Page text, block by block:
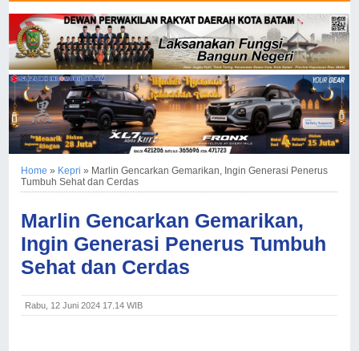
Home » Kepri » Marlin Gencarkan Gemarikan, Ingin Generasi Penerus
Tumbuh Sehat dan Cerdas
Marlin Gencarkan Gemarikan,
Ingin Generasi Penerus Tumbuh
Sehat dan Cerdas
Rabu, 12 Juni 2024 17.14 WIB